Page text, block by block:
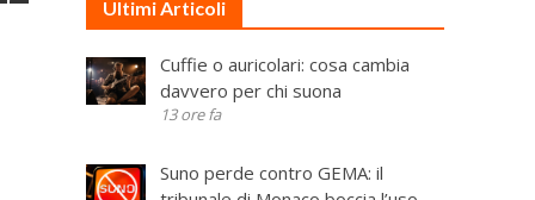
Ultimi Articoli
Cuffie o auricolari: cosa cambia
davvero per chi suona
13 ore fa
Suno perde contro GEMA: il